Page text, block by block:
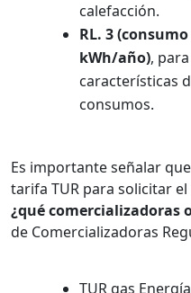
calefacción.
RL. 3
kWh/año),
características
consumos.
Es importante señalar
tarifa TUR para solicitar el
¿qué comercializadoras
de Comercializadoras
TUR gas